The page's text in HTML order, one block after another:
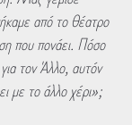
από το θέατρο
που πονάει. Πόσο
τον Άλλο, αυτόν
με το άλλο χέρι»;